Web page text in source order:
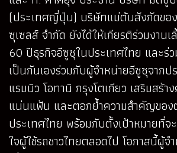
(ประเทศญี่ปุ่น) บริษัทแม่ต้นสังกัดขอ
ซุเซลส์ จำกัด ยังได้ให้เกียรติร่วมงาน
60 ปีธุรกิจอีซูซุในประเทศไทย และร่
เป็นกันเองร่วมกับผู้จำหน่ายอีซูซุจาก
แรมนิว โอทานิ กรุงโตเกียว เสริมสร้
แน่นแฟ้น และตอกย้ำความสำคัญของ
ประเทศไทย พร้อมกับตั้งเป้าหมายที่จ
ใจผู้ใช้รถชาวไทยตลอดไป โอกาสนี้ผู้จ